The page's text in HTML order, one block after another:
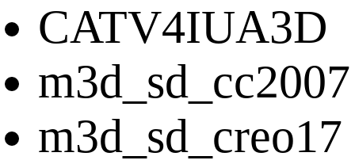
CATV4IUA3D
m3d_sd_cc2007
m3d_sd_creo17